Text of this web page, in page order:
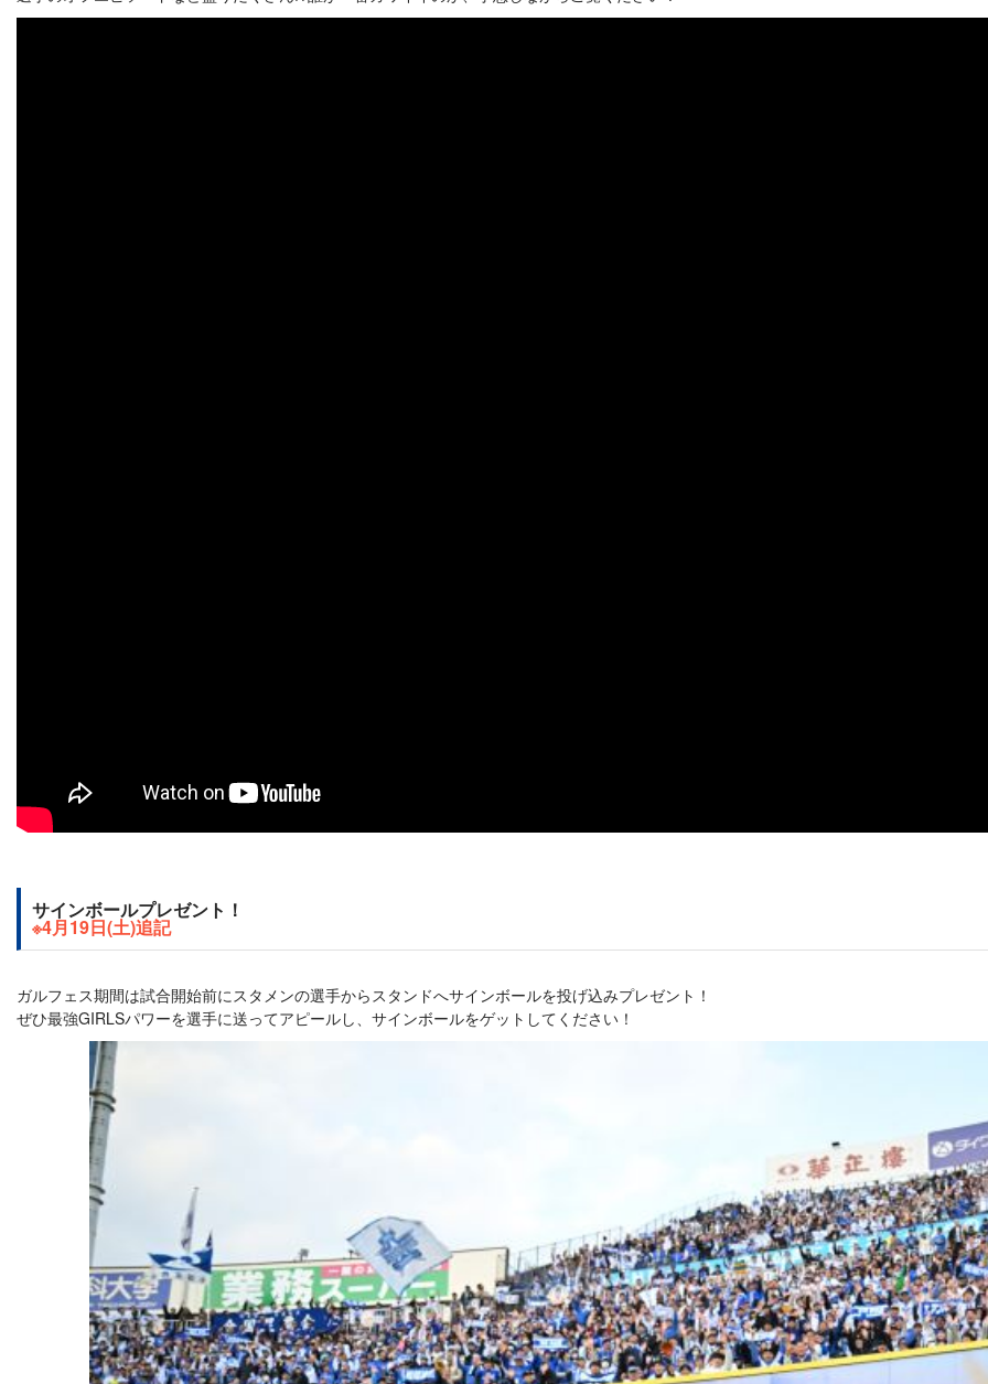
サインボールプレゼント！
※4月19日(土)追記
ガルフェス期間は試合開始前にスタメンの選手からスタンドへサインボールを投げ込みプレゼント！
ぜひ最強GIRLSパワーを選手に送ってアピールし、サインボールをゲットしてください！